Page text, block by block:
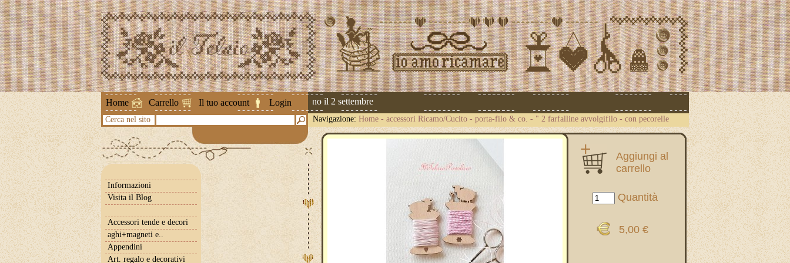
Home Carrello Il tuo account Login
Attenzione ! Le spedizioni riprenderanno il 2 settembre
Cerca nel sito Navigazione: Home - accessori Ricamo/Cucito - porta-filo & co. - " 2 farfalline avvolgifilo - con pecorelle
Informazioni
Visita il Blog
Accessori tende e decori
aghi+magneti e..
Appendini
Art. regalo e decorativi
Aggiungi al
carrello
Quantità
5,00 €